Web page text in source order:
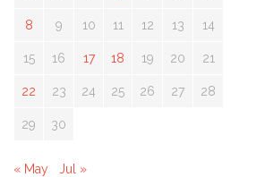
8 9 10 11 12 13 14
15 16 17 18 19 20 21
22 23 24 25 26 27 28
29 30
« May Jul »